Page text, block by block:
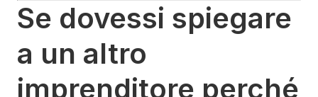
Se dovessi spiegare
a un altro
imprenditore perché